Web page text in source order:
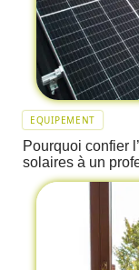
EQUIPEMENT
Pourquoi confier
solaires à un